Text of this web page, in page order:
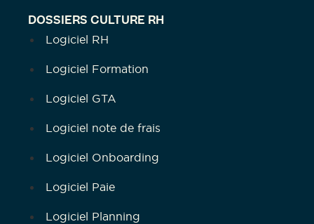
DOSSIERS CULTURE RH
Logiciel RH
Logiciel Formation
Logiciel GTA
Logiciel note de frais
Logiciel Onboarding
Logiciel Paie
Logiciel Planning